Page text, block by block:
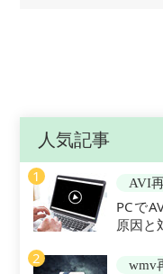
人気記事
1 AVI
PCで
原因と
2
wmv